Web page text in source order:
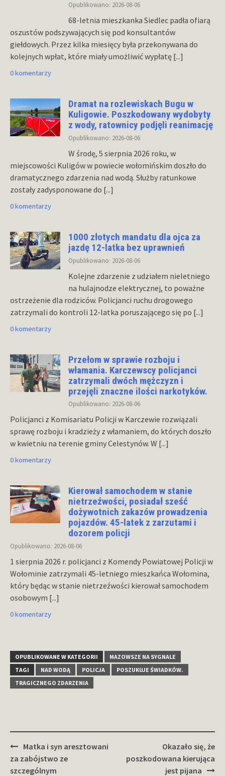
Opublikowano: 2026-08-06
68-letnia mieszkanka Siedlec padła ofiarą
oszustów podszywających się pod konsultantów
giełdowych. Przez kilka miesięcy była przekonywana do
kolejnych wpłat, które miały umożliwić wypłatę [...]
0 komentarzy
Dramat na rozlewiskach Bugu w
Kuligowie. Poszkodowany wydobyty
z wody, ratownicy podjęli reanimację
Opublikowano: 2026-08-06
W środę, 5 sierpnia 2026 roku, w
miejscowości Kuligów w powiecie wołomińskim doszło do
dramatycznego zdarzenia nad wodą. Służby ratunkowe
zostały zadysponowane do [...]
0 komentarzy
1000 złotych mandatu dla ojca za
jazdę 12-latka bez uprawnień
Opublikowano: 2026-08-06
Kolejne zdarzenie z udziałem nieletniego
na hulajnodze elektrycznej, to poważne
ostrzeżenie dla rodziców. Policjanci ruchu drogowego
zatrzymali do kontroli 12-latka poruszającego się po [...]
0 komentarzy
Przełom w sprawie rozboju i
włamania. Karczewscy policjanci
zatrzymali dwóch mężczyzn i
przejęli znaczne ilości narkotyków.
Opublikowano: 2026-08-06
Policjanci z Komisariatu Policji w Karczewie rozwiązali
sprawę rozboju i kradzieży z włamaniem, do których doszło
w kwietniu na terenie gminy Celestynów. W [...]
0 komentarzy
Kierował samochodem w stanie
nietrzeźwości, posiadał sześć
dożywotnich zakazów prowadzenia
pojazdów. 45-latek z zarzutami i
dozorem policji
Opublikowano: 2026-08-06
1 sierpnia 2026 r. policjanci z Komendy Powiatowej Policji w
Wołominie zatrzymali 45-letniego mieszkańca Wołomina,
który będąc w stanie nietrzeźwości kierował samochodem
osobowym [...]
0 komentarzy
OPUBLIKOWANE W KATEGORII
MAZOWSZE NA SYGNALE
TAGI
NAD WODĄ POLICJA
POSZUKUJE ŚWIADKÓW.
TRAGICZNEGO ZDARZENIA
Zobacz
wpisy
Matka i syn aresztowani
za zabójstwo ze
szczególnym
Okazało się, że
poszkodowana kierująca
jest pijana